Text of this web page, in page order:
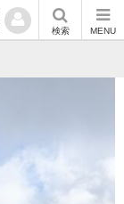
検索 MENU